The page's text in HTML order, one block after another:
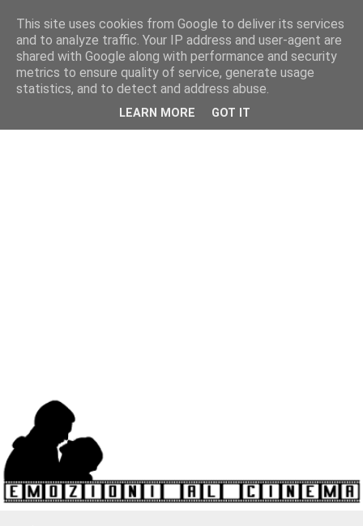
This site uses cookies from Google to deliver its services
and to analyze traffic. Your IP address and user-agent are
shared with Google along with performance and security
metrics to ensure quality of service, generate usage
statistics, and to detect and address abuse.
LEARN MORE GOT IT